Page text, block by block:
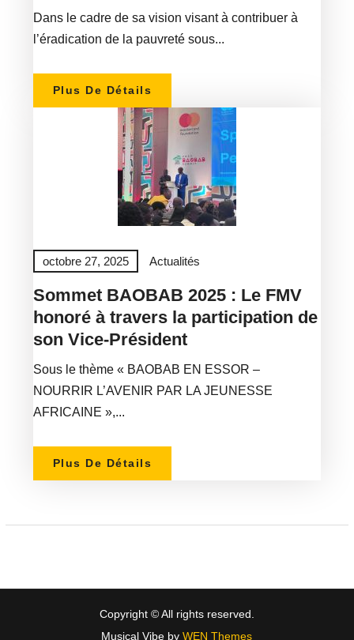
Dans le cadre de sa vision visant à contribuer à
l’éradication de la pauvreté sous...
Plus De Détails
octobre 27, 2025 Actualités
Sommet BAOBAB 2025 : Le FMV
honoré à travers la participation de
son Vice-Président
Sous le thème « BAOBAB EN ESSOR –
NOURRIR L’AVENIR PAR LA JEUNESSE
AFRICAINE »,...
Plus De Détails
Copyright © All rights reserved.
Musical Vibe byWEN Themes